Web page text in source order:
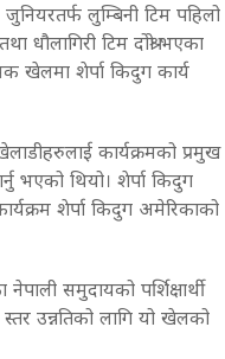
लुम्बिनी टिम पहिलो
धौलागिरी टिम दोश्रो भएका
खेलमा शेर्पा किदुग कार्य
कार्यक्रमको प्रमुख
भएको थियो। शेर्पा किदुग
शेर्पा किदुग अमेरिकाको
समुदायको पर्शिक्षार्थी
उन्नतिको लागि यो खेलको